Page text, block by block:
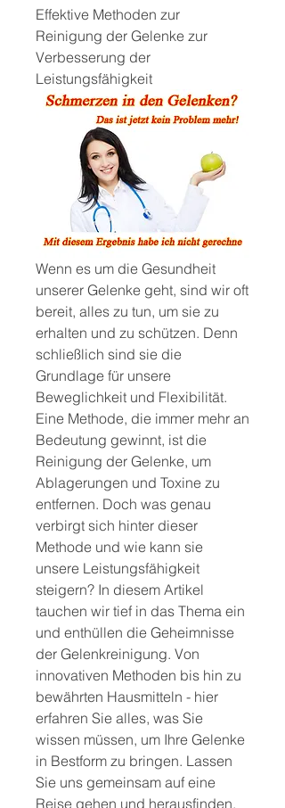
Effektive Methoden zur
Reinigung der Gelenke zur
Verbesserung der
Leistungsfähigkeit
Wenn es um die Gesundheit
unserer Gelenke geht, sind wir oft
bereit, alles zu tun, um sie zu
erhalten und zu schützen. Denn
schließlich sind sie die
Grundlage für unsere
Beweglichkeit und Flexibilität.
Eine Methode, die immer mehr an
Bedeutung gewinnt, ist die
Reinigung der Gelenke, um
Ablagerungen und Toxine zu
entfernen. Doch was genau
verbirgt sich hinter dieser
Methode und wie kann sie
unsere Leistungsfähigkeit
steigern? In diesem Artikel
tauchen wir tief in das Thema ein
und enthüllen die Geheimnisse
der Gelenkreinigung. Von
innovativen Methoden bis hin zu
bewährten Hausmitteln - hier
erfahren Sie alles, was Sie
wissen müssen, um Ihre Gelenke
in Bestform zu bringen. Lassen
Sie uns gemeinsam auf eine
Reise gehen und herausfinden,